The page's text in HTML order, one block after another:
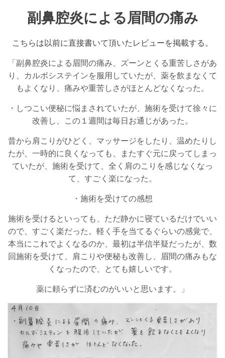
副鼻腔炎による眉間の痛み
こちらは以前に直接書いて頂いたレビューを掲載する。
「副鼻腔炎による眉間の痛み、ズーンとくる重苦しさがあ
り、カルボシステインを服用していたが、薬を飲まなくて
もよくなり、痛みや重苦しさがほとんどなくなった。
・しつこい便秘に悩まされていたが、施術を受けて徐々に
改善し、この１週間は毎日お通じがあった。
昔から肩こりがひどく、マッサージをしたり、温めたりし
たが、一時的に良くなっても、またすぐ元に戻ってしまっ
ていたが、施術を受けて、全く肩のこりを感じなくなっ
て、すごく楽になった。
・施術を受けての感想
施術を受けるといっても、ただ静かに寝ているだけでいい
ので、すごく楽だった。軽く手を当てるぐらいの感覚で、
本当にこれでよくなるのか、最初は半信半疑だったが、数
回施術を受けて、肩こりや便秘も改善し、眉間の痛みもな
くなったので、とても嬉しいです。
薬に頼らずに済むのがいいと思います。」